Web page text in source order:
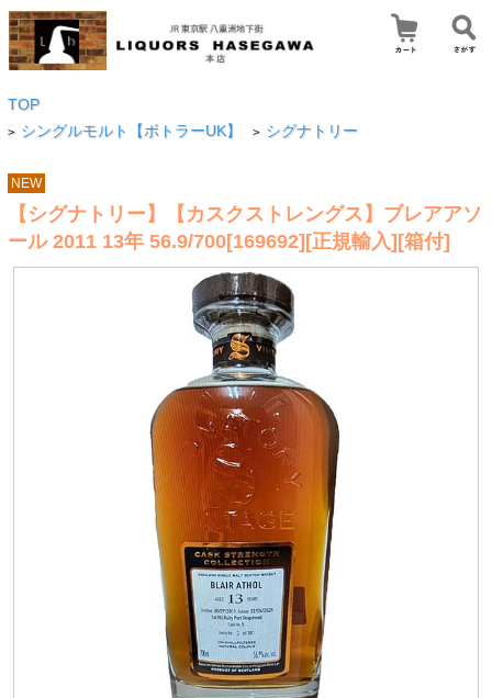
TOP
> シングルモルト【ボトラーUK】 > シグナトリー
NEW
【シグナトリー】【カスクストレングス】ブレアアソ
ール 2011 13年 56.9/700[169692][正規輸入][箱付]